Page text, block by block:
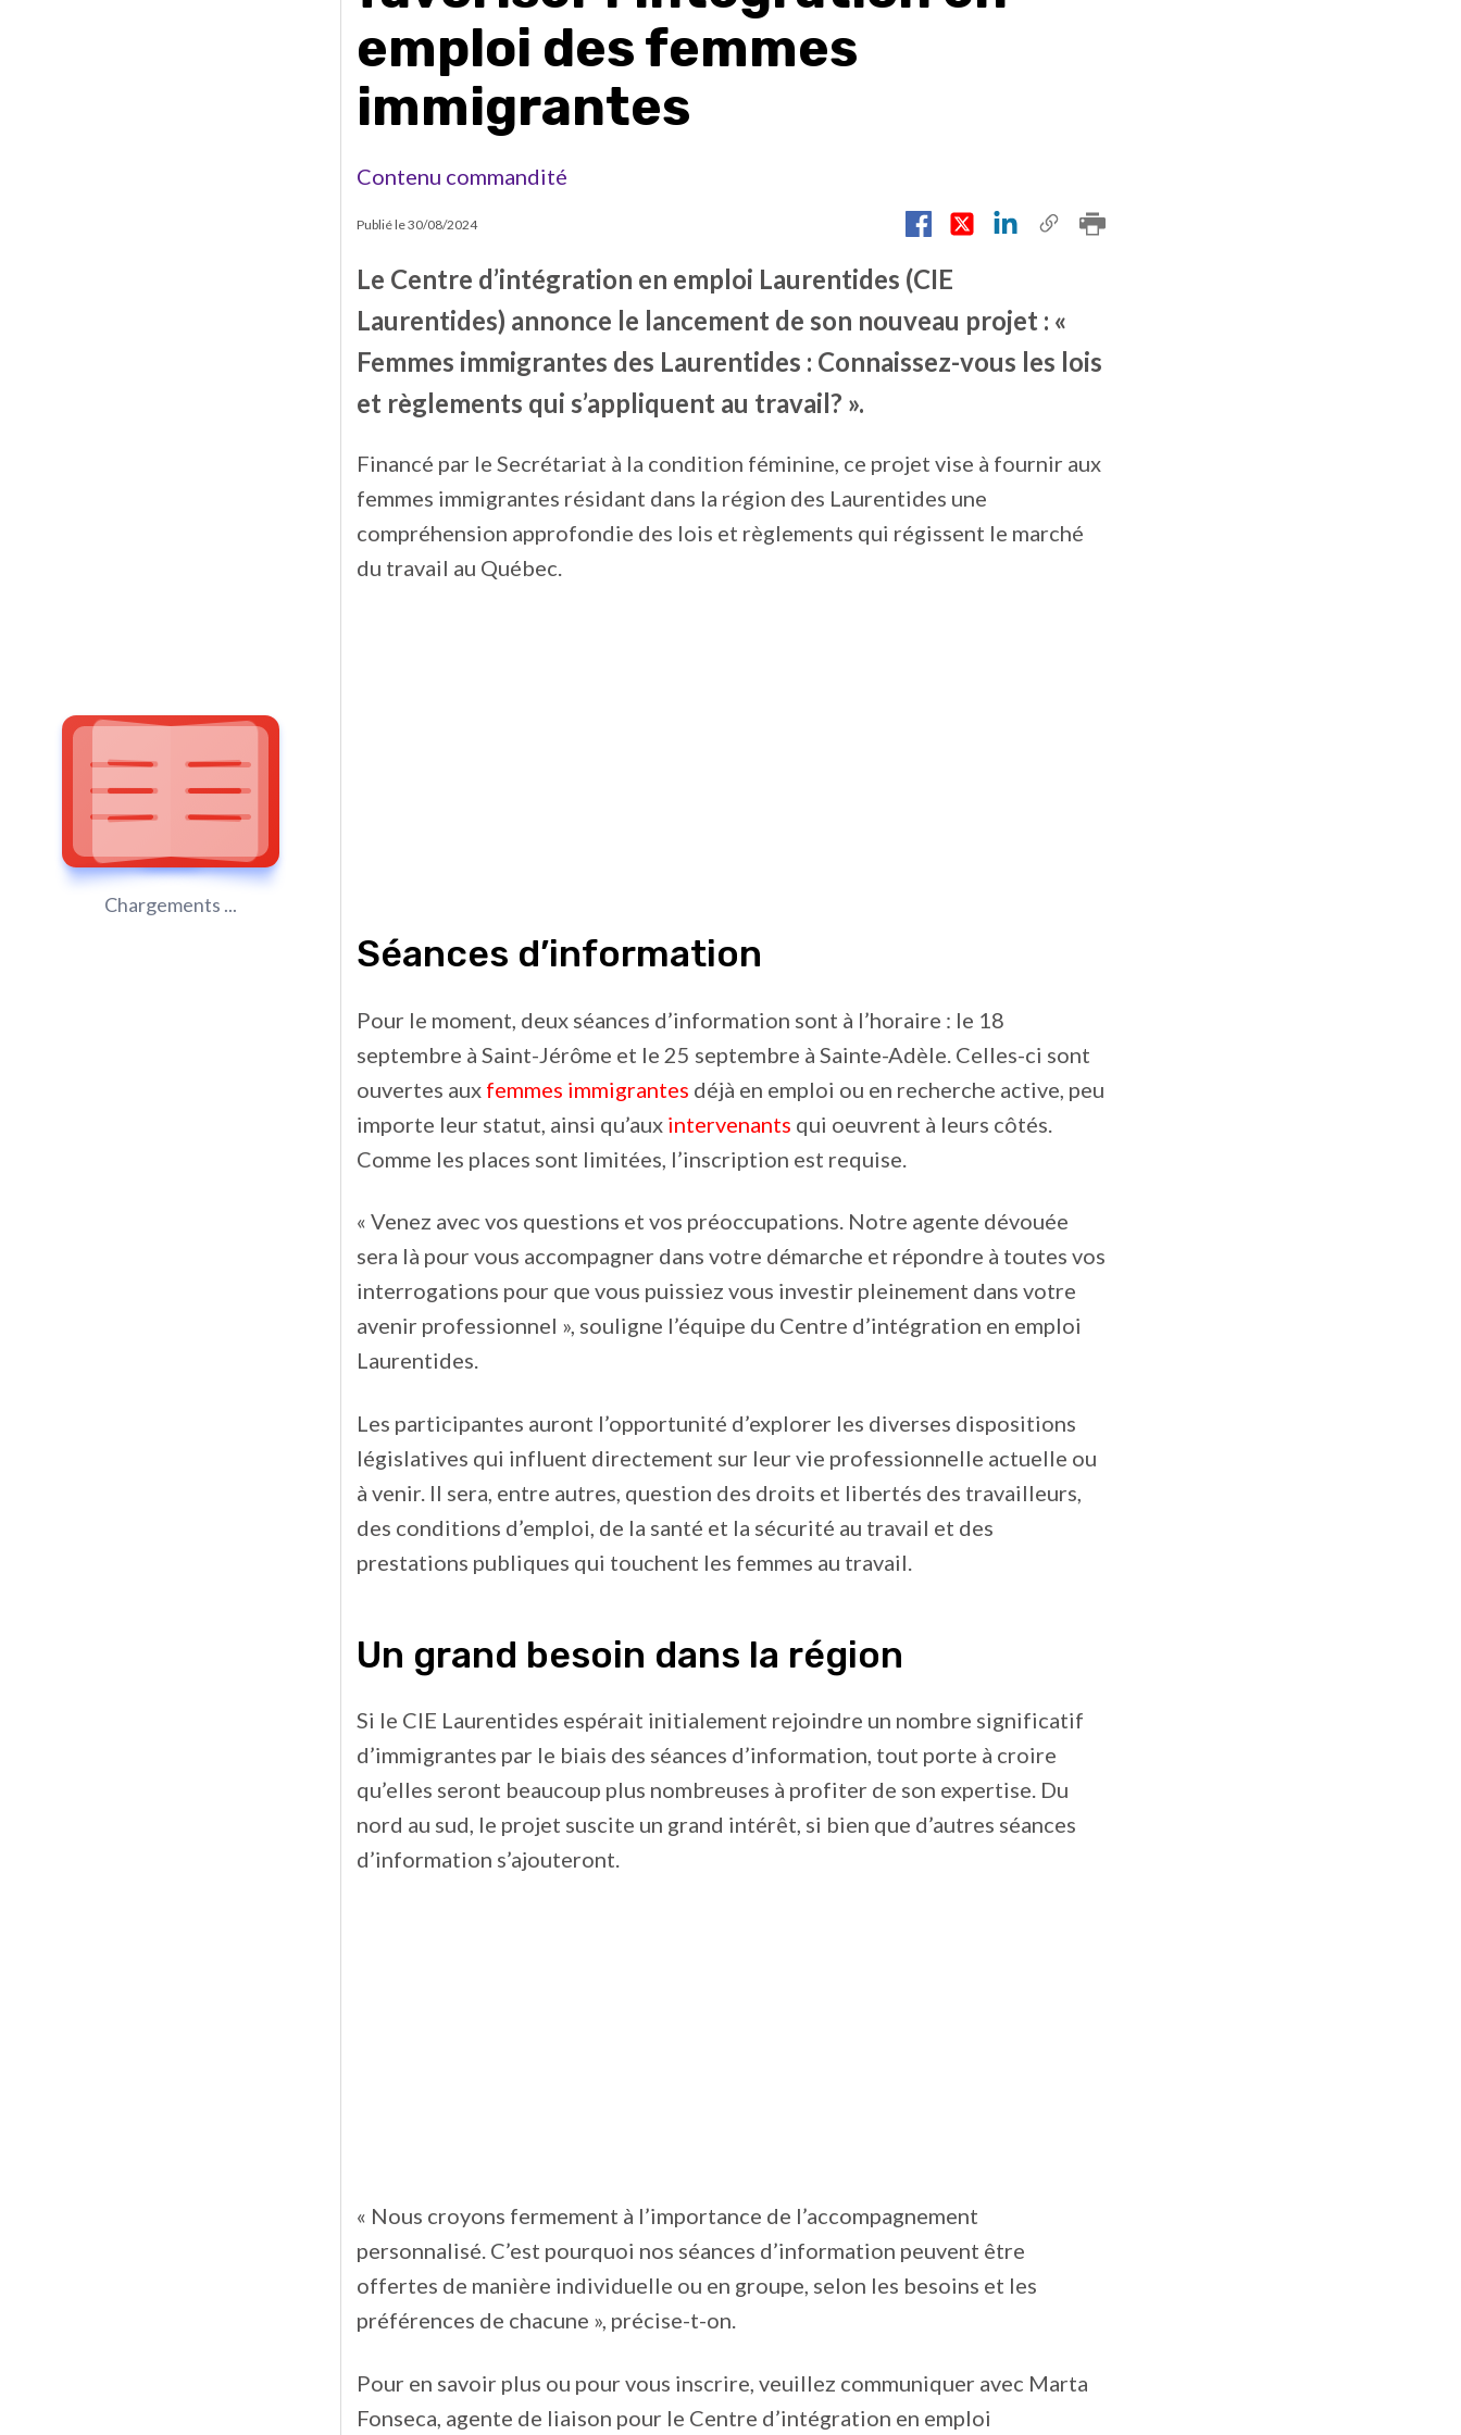
Chargements ...
emploi des femmes
immigrantes
Contenu commandité
Publié le30/08/2024
Le Centre d’intégration en emploi Laurentides (CIE
Laurentides) annonce le lancement de son nouveau projet : «
Femmes immigrantes des Laurentides : Connaissez-vous les lois
et règlements qui s’appliquent au travail? ».
Financé par le Secrétariat à la condition féminine, ce projet vise à fournir aux
femmes immigrantes résidant dans la région des Laurentides une
compréhension approfondie des lois et règlements qui régissent le marché
du travail au Québec.
Séances d’information
Pour le moment, deux séances d’information sont à l’horaire : le 18
septembre à Saint-Jérôme et le 25 septembre à Sainte-Adèle. Celles-ci sont
ouvertes aux femmes immigrantes déjà en emploi ou en recherche active, peu
importe leur statut, ainsi qu’aux intervenants qui oeuvrent à leurs côtés.
Comme les places sont limitées, l’inscription est requise.
« Venez avec vos questions et vos préoccupations. Notre agente dévouée
sera là pour vous accompagner dans votre démarche et répondre à toutes vos
interrogations pour que vous puissiez vous investir pleinement dans votre
avenir professionnel », souligne l’équipe du Centre d’intégration en emploi
Laurentides.
Les participantes auront l’opportunité d’explorer les diverses dispositions
législatives qui influent directement sur leur vie professionnelle actuelle ou
à venir. Il sera, entre autres, question des droits et libertés des travailleurs,
des conditions d’emploi, de la santé et la sécurité au travail et des
prestations publiques qui touchent les femmes au travail.
Un grand besoin dans la région
Si le CIE Laurentides espérait initialement rejoindre un nombre significatif
d’immigrantes par le biais des séances d’information, tout porte à croire
qu’elles seront beaucoup plus nombreuses à profiter de son expertise. Du
nord au sud, le projet suscite un grand intérêt, si bien que d’autres séances
d’information s’ajouteront.
« Nous croyons fermement à l’importance de l’accompagnement
personnalisé. C’est pourquoi nos séances d’information peuvent être
offertes de manière individuelle ou en groupe, selon les besoins et les
préférences de chacune », précise-t-on.
Pour en savoir plus ou pour vous inscrire, veuillez communiquer avec Marta
Fonseca, agente de liaison pour le Centre d’intégration en emploi